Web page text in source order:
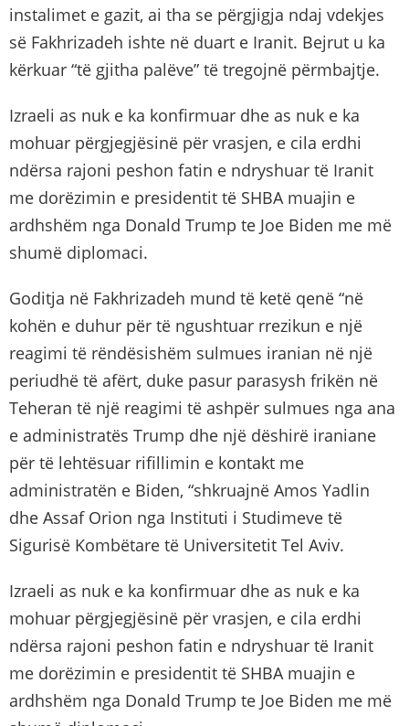
instalimet e gazit, ai tha se përgjigja ndaj vdekjes
së Fakhrizadeh ishte në duart e Iranit. Bejrut u ka
kërkuar “të gjitha palëve” të tregojnë përmbajtje.
Izraeli as nuk e ka konfirmuar dhe as nuk e ka
mohuar përgjegjësinë për vrasjen, e cila erdhi
ndërsa rajoni peshon fatin e ndryshuar të Iranit
me dorëzimin e presidentit të SHBA muajin e
ardhshëm nga Donald Trump te Joe Biden me më
shumë diplomaci.
Goditja në Fakhrizadeh mund të ketë qenë “në
kohën e duhur për të ngushtuar rrezikun e një
reagimi të rëndësishëm sulmues iranian në një
periudhë të afërt, duke pasur parasysh frikën në
Teheran të një reagimi të ashpër sulmues nga ana
e administratës Trump dhe një dëshirë iraniane
për të lehtësuar rifillimin e kontakt me
administratën e Biden, “shkruajnë Amos Yadlin
dhe Assaf Orion nga Instituti i Studimeve të
Sigurisë Kombëtare të Universitetit Tel Aviv.
Izraeli as nuk e ka konfirmuar dhe as nuk e ka
mohuar përgjegjësinë për vrasjen, e cila erdhi
ndërsa rajoni peshon fatin e ndryshuar të Iranit
me dorëzimin e presidentit të SHBA muajin e
ardhshëm nga Donald Trump te Joe Biden me më